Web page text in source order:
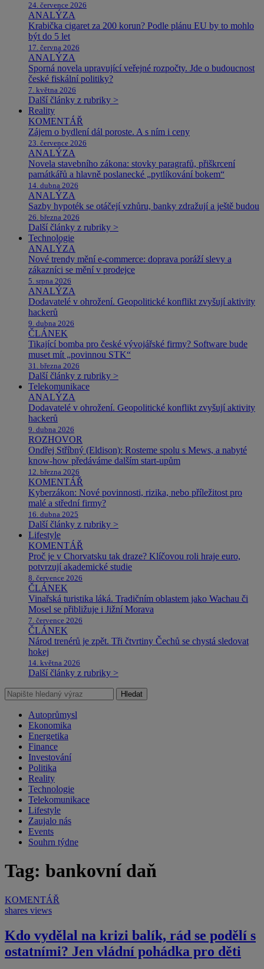
24. července 2026
ANALÝZA
Krabička cigaret za 200 korun? Podle plánu EU by to mohlo
být do 5 let
17. června 2026
ANALÝZA
Sporná novela upravující veřejné rozpočty. Jde o budoucnost
české fiskální politiky?
7. května 2026
Další články z rubriky >
Reality
KOMENTÁŘ
Zájem o bydlení dál poroste. A s ním i ceny
23. července 2026
ANALÝZA
Novela stavebního zákona: stovky paragrafů, přiškrcení
památkářů a hlavně poslanecké „pytlíkování bokem“
14. dubna 2026
ANALÝZA
Sazby hypoték se otáčejí vzhůru, banky zdražují a ještě budou
26. března 2026
Další články z rubriky >
Technologie
ANALÝZA
Nové trendy mění e-commerce: doprava poráží slevy a
zákazníci se mění v prodejce
5. srpna 2026
ANALÝZA
Dodavatelé v ohrožení. Geopolitické konflikt zvyšují aktivity
hackerů
9. dubna 2026
ČLÁNEK
Tikající bomba pro české vývojářské firmy? Software bude
muset mít „povinnou STK“
31. března 2026
Další články z rubriky >
Telekomunikace
ANALÝZA
Dodavatelé v ohrožení. Geopolitické konflikt zvyšují aktivity
hackerů
9. dubna 2026
ROZHOVOR
Ondřej Stříbný (Eldison): Rosteme spolu s Mews, a nabyté
know-how předáváme dalším start-upům
12. března 2026
KOMENTÁŘ
Kyberzákon: Nové povinnosti, rizika, nebo příležitost pro
malé a střední firmy?
16. dubna 2025
Další články z rubriky >
Lifestyle
KOMENTÁŘ
Proč je v Chorvatsku tak draze? Klíčovou roli hraje euro,
potvrzují akademické studie
8. července 2026
ČLÁNEK
Vinařská turistika láká. Tradičním oblastem jako Wachau či
Mosel se přibližuje i Jižní Morava
7. července 2026
ČLÁNEK
Národ trenérů je zpět. Tři čtvrtiny Čechů se chystá sledovat
hokej
14. května 2026
Další články z rubriky >
Hledat
Autoprůmysl
Ekonomika
Energetika
Finance
Investování
Politika
Reality
Technologie
Telekomunikace
Lifestyle
Zaujalo nás
Events
Souhrn týdne
Tag: bankovní daň
KOMENTÁŘ
shares views
Kdo vydělal na krizi balík, rád se podělí s
ostatními? Jen vládní pohádka pro děti